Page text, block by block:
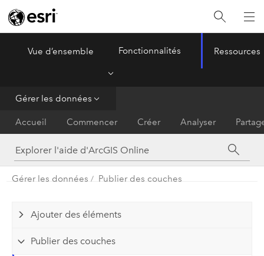
ArcGIS Online
Vue d’ensemble Fonctionnalités Ressources
Gérer les données
Accueil Commencer Créer Analyser
Gérer les données Publier des couches
Ajouter des éléments
Publier des couches